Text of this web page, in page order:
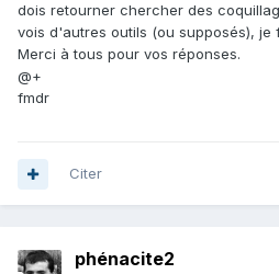
dois retourner chercher des
vois d'autres outils (ou supposés), je
Merci à tous pour vos réponses.
@+
fmdr
Citer
phénacite2